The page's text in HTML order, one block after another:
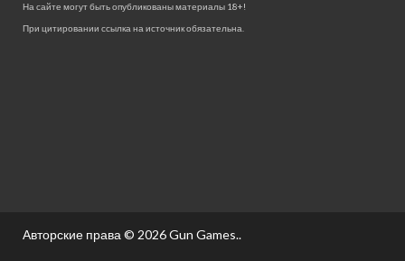
На сайте могут быть опубликованы материалы 18+!
При цитировании ссылка на источник обязательна.
Авторские права © 2026Gun Games..